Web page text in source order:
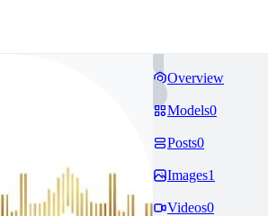
Overview
Models0
Posts0
Images1
Videos0